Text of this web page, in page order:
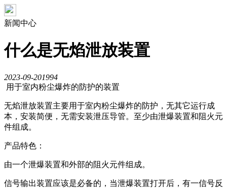
新闻中心
什么是无焰泄放装置
2023-09-201994
用于室内粉尘爆炸的防护的装置
无焰泄放装置主要用于室内粉尘爆炸的防护，无其它运行成
本，安装简便，无需安装泄压导管。至少由泄爆装置和阻火元
件组成。
产品特色：
由一个泄爆装置和外部的阻火元件组成。
信号输出装置应该是必备的，当泄爆装置打开后，有一信号反